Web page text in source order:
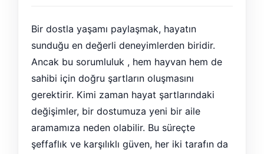
Bir dostla yaşamı paylaşmak, hayatın
sunduğu en değerli deneyimlerden biridir.
Ancak bu sorumluluk , hem hayvan hem de
sahibi için doğru şartların oluşmasını
gerektirir. Kimi zaman hayat şartlarındaki
değişimler, bir dostumuza yeni bir aile
aramamıza neden olabilir. Bu süreçte
şeffaflık ve karşılıklı güven, her iki tarafın da